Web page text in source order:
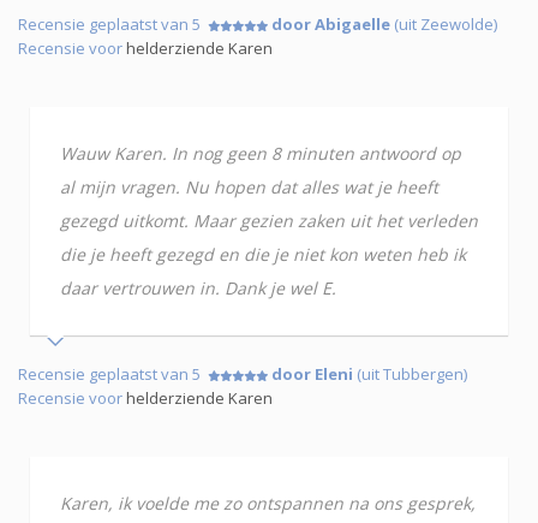
Recensie geplaatst van 5 door Abigaelle (uit Zeewolde)
Recensie voorhelderziende Karen
Wauw Karen. In nog geen 8 minuten antwoord op
al mijn vragen. Nu hopen dat alles wat je heeft
gezegd uitkomt. Maar gezien zaken uit het verleden
die je heeft gezegd en die je niet kon weten heb ik
daar vertrouwen in. Dank je wel E.
Recensie geplaatst van 5 door Eleni (uit Tubbergen)
Recensie voorhelderziende Karen
Karen, ik voelde me zo ontspannen na ons gesprek,